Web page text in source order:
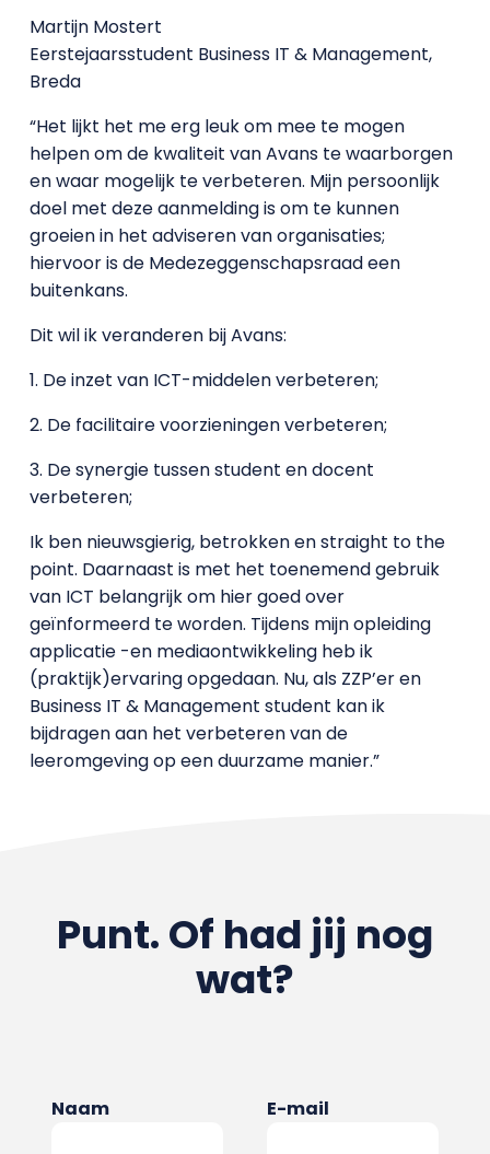
Martijn Mostert
Eerstejaarsstudent Business IT & Management,
Breda
“Het lijkt het me erg leuk om mee te mogen
helpen om de kwaliteit van Avans te waarborgen
en waar mogelijk te verbeteren. Mijn persoonlijk
doel met deze aanmelding is om te kunnen
groeien in het adviseren van organisaties;
hiervoor is de Medezeggenschapsraad een
buitenkans.
Dit wil ik veranderen bij Avans:
1. De inzet van ICT-middelen verbeteren;
2. De facilitaire voorzieningen verbeteren;
3. De synergie tussen student en docent
verbeteren;
Ik ben nieuwsgierig, betrokken en straight to the
point. Daarnaast is met het toenemend gebruik
van ICT belangrijk om hier goed over
geïnformeerd te worden. Tijdens mijn opleiding
applicatie -en mediaontwikkeling heb ik
(praktijk)ervaring opgedaan. Nu, als ZZP’er en
Business IT & Management student kan ik
bijdragen aan het verbeteren van de
leeromgeving op een duurzame manier.”
Punt. Of had jij nog
wat?
Naam E-mail